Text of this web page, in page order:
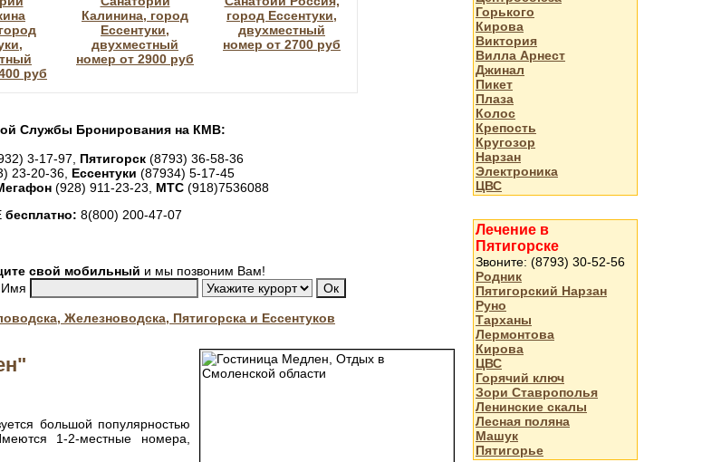
руб
Калинина, город
Ессентуки,
двухместный
номер от 2900 руб
город Ессентуки,
двухместный
номер от 2700 руб
Службы Бронирования на КМВ:
3-17-97, Пятигорск (8793) 36-58-36
23-20-36, Ессентуки (87934) 5-17-45
(928) 911-23-23, МТС (918)7536088
бесплатно: 8(800) 200-47-07
свой мобильный и мы позвоним Вам!
Железноводска, Пятигорска и Ессентуков
большой популярностью
1-2-местные номера,
Горького
Кирова
Виктория
Вилла Арнест
Джинал
Пикет
Плаза
Колос
Крепость
Кругозор
Нарзан
Электроника
ЦВС
Лечение в
Пятигорске
Звоните: (8793) 30-52-56
Родник
Пятигорский Нарзан
Руно
Тарханы
Лермонтова
Кирова
ЦВС
Горячий ключ
Зори Ставрополья
Ленинские скалы
Лесная поляна
Машук
Пятигорье